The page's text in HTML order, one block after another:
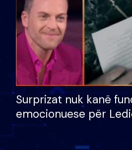
Surprizat nuk kanë
emocionuese për
nëna dhe fëmijët e tij,
nuk i mban dot lotët: